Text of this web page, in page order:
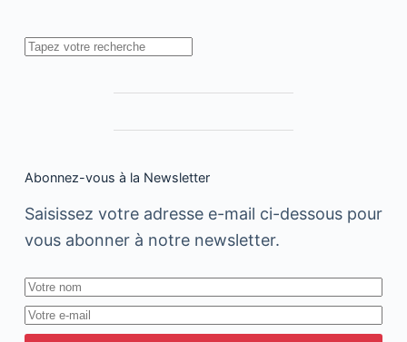
Briech
Rechercher
Abonnez-vous à la Newsletter
Saisissez votre adresse e-mail ci-dessous pour
vous abonner à notre newsletter.